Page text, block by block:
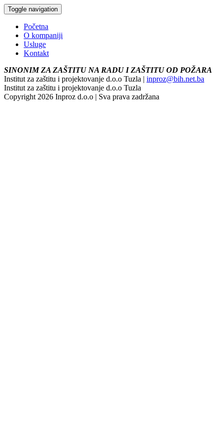
Toggle navigation
Početna
O kompaniji
Usluge
Kontakt
SINONIM ZA ZAŠTITU NA RADU I ZAŠTITU OD POŽARA
Institut za zaštitu i projektovanje d.o.o Tuzla | inproz@bih.net.ba
Institut za zaštitu i projektovanje d.o.o Tuzla
Copyright 2026 Inproz d.o.o | Sva prava zadržana